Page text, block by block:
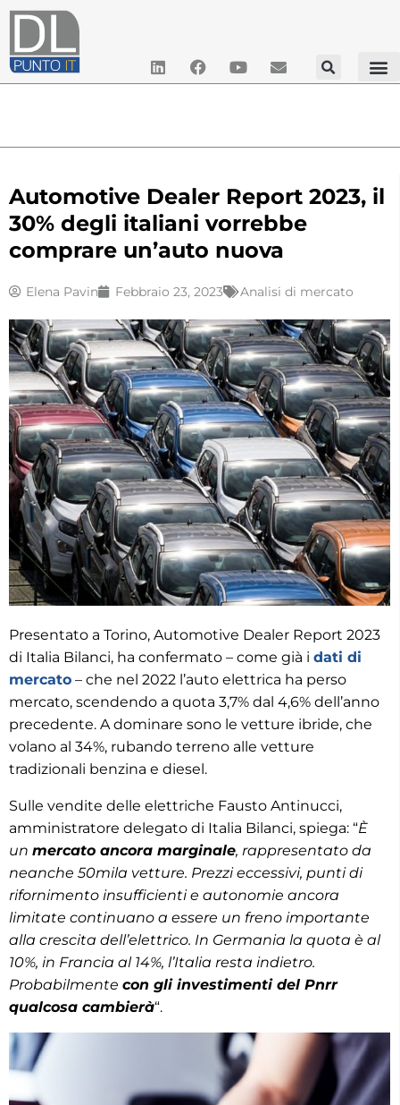
Automotive Dealer Report 2023, il
30% degli italiani vorrebbe
comprare un’auto nuova
Elena Pavin Febbraio 23, 2023 Analisi di mercato
Presentato a Torino, Automotive Dealer Report 2023
di Italia Bilanci, ha confermato – come già i dati di
mercato – che nel 2022 l’auto elettrica ha perso
mercato, scendendo a quota 3,7% dal 4,6% dell’anno
precedente. A dominare sono le vetture ibride, che
volano al 34%, rubando terreno alle vetture
tradizionali benzina e diesel.
Sulle vendite delle elettriche Fausto Antinucci,
amministratore delegato di Italia Bilanci, spiega: “È
un mercato ancora marginale, rappresentato da
neanche 50mila vetture. Prezzi eccessivi, punti di
rifornimento insufficienti e autonomie ancora
limitate continuano a essere un freno importante
alla crescita dell’elettrico. In Germania la quota è al
10%, in Francia al 14%, l’Italia resta indietro.
Probabilmente con gli investimenti del Pnrr
qualcosa cambierà“.